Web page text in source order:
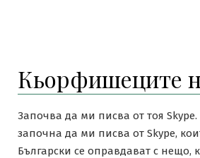
Кьорфишеците
Започва да ми писва от тоя
започна да ми писва от Skype,
Български се оправдават с нещо,